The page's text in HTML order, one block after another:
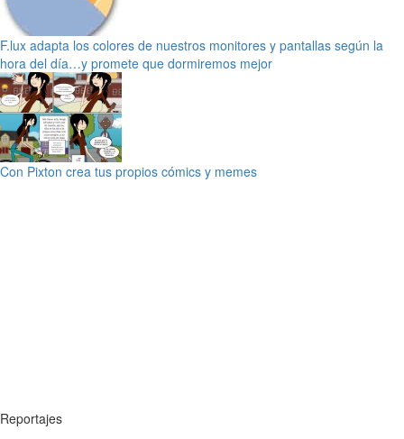
F.lux adapta los colores de nuestros monitores y pantallas según la
hora del día…y promete que dormiremos mejor
Con Pixton crea tus propios cómics y memes
Reportajes